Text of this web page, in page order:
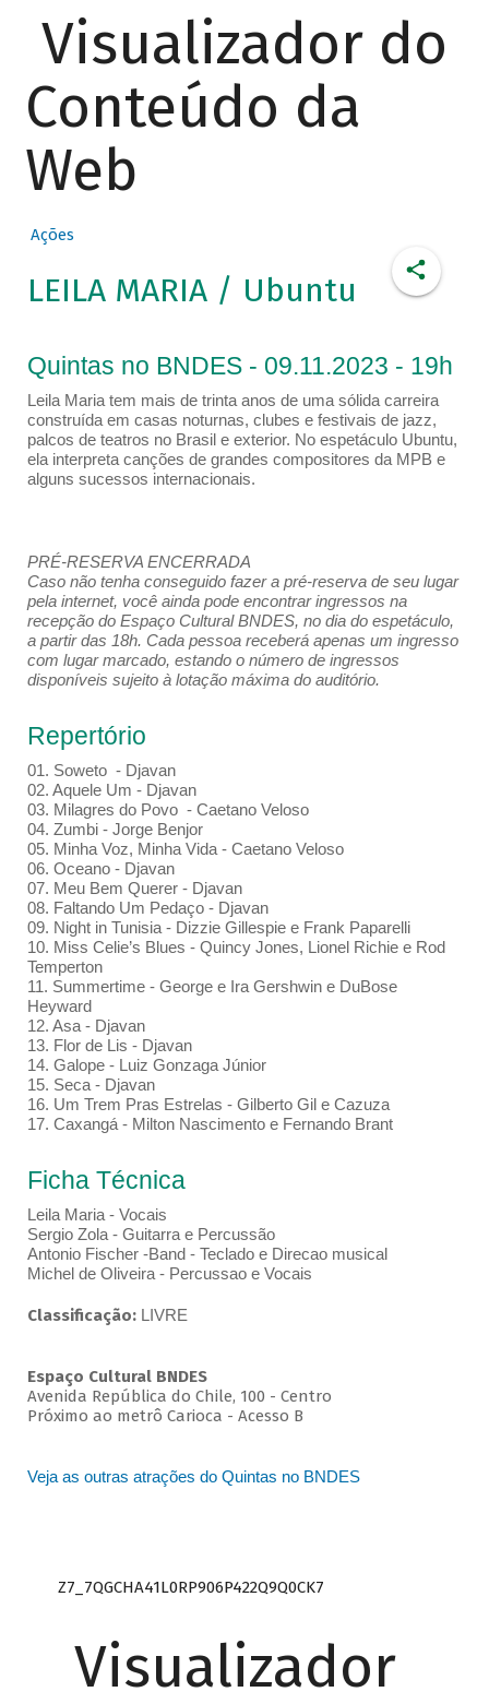
Visualizador do
Conteúdo da
Web
Ações
LEILA MARIA / Ubuntu
Quintas no BNDES - 09.11.2023 - 19h
Leila Maria tem mais de trinta anos de uma sólida carreira
construída em casas noturnas, clubes e festivais de jazz,
palcos de teatros no Brasil e exterior. No espetáculo Ubuntu,
ela interpreta canções de grandes compositores da MPB e
alguns sucessos internacionais.
PRÉ-RESERVA ENCERRADA
Caso não tenha conseguido fazer a pré-reserva de seu lugar
pela internet, você ainda pode encontrar ingressos na
recepção do Espaço Cultural BNDES, no dia do espetáculo,
a partir das 18h. Cada pessoa receberá apenas um ingresso
com lugar marcado, estando o número de ingressos
disponíveis sujeito à lotação máxima do auditório.
Repertório
01. Soweto - Djavan
02. Aquele Um - Djavan
03. Milagres do Povo - Caetano Veloso
04. Zumbi - Jorge Benjor
05. Minha Voz, Minha Vida - Caetano Veloso
06. Oceano - Djavan
07. Meu Bem Querer - Djavan
08. Faltando Um Pedaço - Djavan
09. Night in Tunisia - Dizzie Gillespie e Frank Paparelli
10. Miss Celie’s Blues - Quincy Jones, Lionel Richie e Rod
Temperton
11. Summertime - George e Ira Gershwin e DuBose
Heyward
12. Asa - Djavan
13. Flor de Lis - Djavan
14. Galope - Luiz Gonzaga Júnior
15. Seca - Djavan
16. Um Trem Pras Estrelas - Gilberto Gil e Cazuza
17. Caxangá - Milton Nascimento e Fernando Brant
Ficha Técnica
Leila Maria - Vocais
Sergio Zola - Guitarra e Percussão
Antonio Fischer -Band - Teclado e Direcao musical
Michel de Oliveira - Percussao e Vocais
Classificação: LIVRE
Espaço Cultural BNDES
Avenida República do Chile, 100 - Centro
Próximo ao metrô Carioca - Acesso B
Veja as outras atrações do Quintas no BNDES
Z7_7QGCHA41L0RP906P422Q9Q0CK7
Visualizador